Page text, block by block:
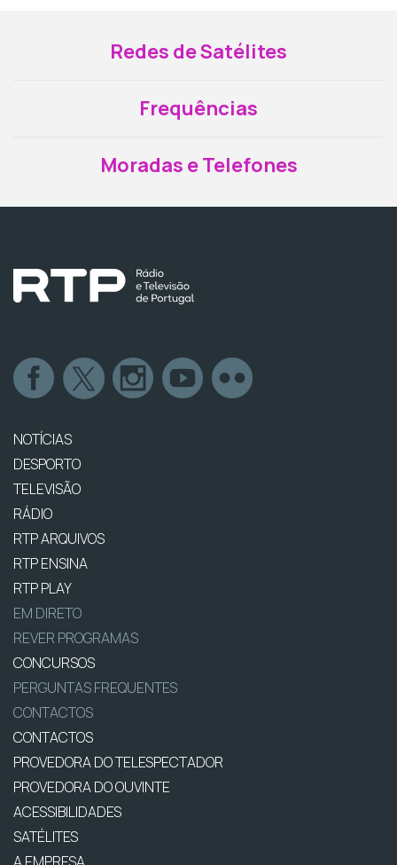
Redes de Satélites
Frequências
Moradas e Telefones
NOTÍCIAS
DESPORTO
TELEVISÃO
RÁDIO
RTP ARQUIVOS
RTP ENSINA
RTP PLAY
EM DIRETO
REVER PROGRAMAS
CONCURSOS
PERGUNTAS FREQUENTES
CONTACTOS
CONTACTOS
PROVEDORA DO TELESPECTADOR
PROVEDORA DO OUVINTE
ACESSIBILIDADES
SATÉLITES
A EMPRESA